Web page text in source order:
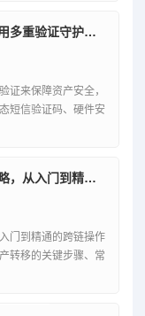
数字钱包安全升级，科学启用多重验证守护资产安全
证来保障资产安全，
短信验证码、硬件安
数字钱包跨链网络切换全攻略，从入门到精通操作指南
门到精通的跨链操作
转移的关键步骤、常